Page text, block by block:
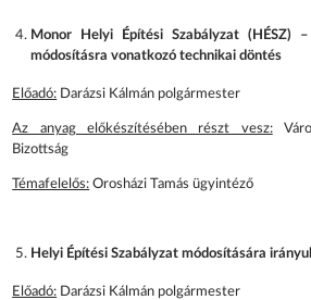
Monor Helyi Építési Szabályzat (HÉSZ)
módosításra vonatkozó technikai döntés
Előadó: Darázsi Kálmán polgármester
Az anyag előkészítésében részt vesz:
Bizottság
Témafelelős: Orosházi Tamás ügyintéző
Helyi Építési Szabályzat módosítására
Előadó: Darázsi Kálmán polgármester